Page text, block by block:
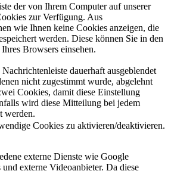
der von Ihrem Computer auf unserer
zur Verfügung. Aus
wie Ihnen keine Cookies anzeigen, die
werden. Diese können Sie in den
Browsers einsehen.
dauerhaft ausgeblendet
nicht zugestimmt wurde, abgelehnt
Cookies, damit diese Einstellung
wird diese Mitteilung bei jedem
werden.
Cookies zu aktivieren/deaktivieren.
externe Dienste wie Google
externe Videoanbieter. Da diese